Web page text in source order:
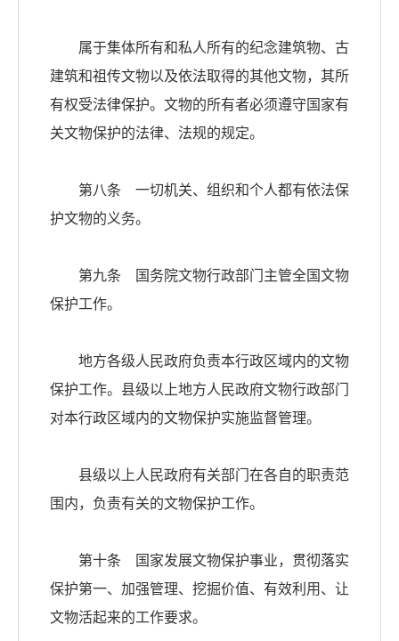
属于集体所有和私人所有的纪念建筑物、古
建筑和祖传文物以及依法取得的其他文物，其所
有权受法律保护。文物的所有者必须遵守国家有
关文物保护的法律、法规的规定。
第八条 一切机关、组织和个人都有依法保
护文物的义务。
第九条 国务院文物行政部门主管全国文物
保护工作。
地方各级人民政府负责本行政区域内的文物
保护工作。县级以上地方人民政府文物行政部门
对本行政区域内的文物保护实施监督管理。
县级以上人民政府有关部门在各自的职责范
围内，负责有关的文物保护工作。
第十条 国家发展文物保护事业，贯彻落实
保护第一、加强管理、挖掘价值、有效利用、让
文物活起来的工作要求。